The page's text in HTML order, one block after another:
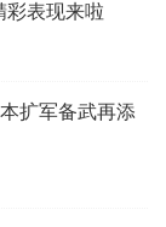
彩表现来啦
扩军备武再添